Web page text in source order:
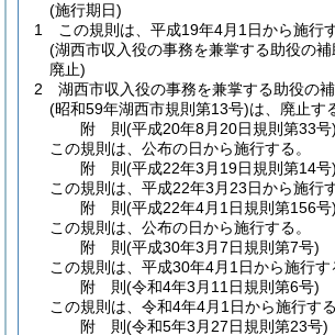
(施行期日)
1
この規則は、平成19年4月1日から施行す
(湖西市収入役の事務を兼掌する助役の
廃止)
2
湖西市収入役の事務を兼掌する助役の
(昭和59年湖西市規則第13号)は、廃止す
附 則(平成20年8月20日規則第33号)
この規則は、公布の日から施行する。
附 則(平成22年3月19日規則第14号)
この規則は、平成22年3月23日から施行す
附 則(平成22年4月1日規則第156号)
この規則は、公布の日から施行する。
附 則(平成30年3月7日規則第7号)
この規則は、平成30年4月1日から施行す
附 則(令和4年3月11日規則第6号)
この規則は、令和4年4月1日から施行する
附 則(令和5年3月27日規則第23号)